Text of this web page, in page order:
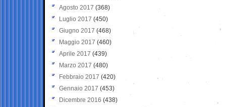
Agosto 2017 (368)
Luglio 2017 (450)
Giugno 2017 (468)
Maggio 2017 (460)
Aprile 2017 (439)
Marzo 2017 (480)
Febbraio 2017 (420)
Gennaio 2017 (453)
Dicembre 2016 (438)